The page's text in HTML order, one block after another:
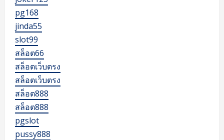
pg168
jinda55
slot99
สล็อต66
สล็อตเว็บตรง
สล็อตเว็บตรง
สล็อต888
สล็อต888
pgslot
pussy888